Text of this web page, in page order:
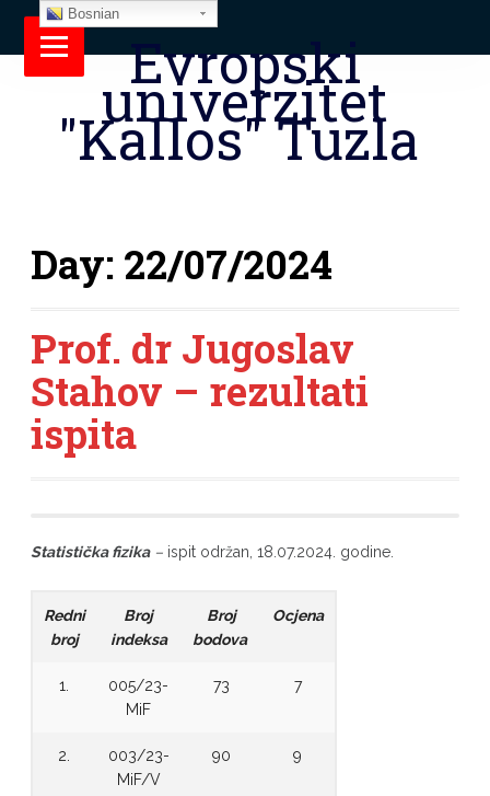
Evropski
univerzitet
"Kallos" Tuzla
Day: 22/07/2024
Prof. dr Jugoslav
Stahov – rezultati
ispita
Statistička fizika–ispit održan, 18.07.2024. godine.
Redni
broj
Broj
indeksa
Broj
bodova
Ocjena
1.
005/23-
MiF
73 7
2.
003/23-
MiF/V
90 9
Bosnian